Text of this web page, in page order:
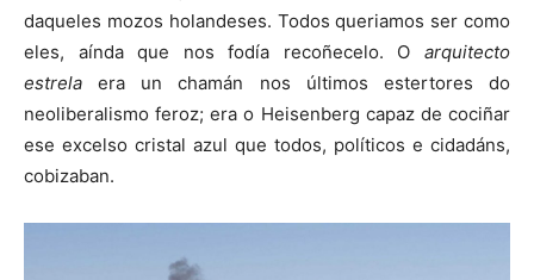
daqueles mozos holandeses. Todos queriamos ser como
eles, aínda que nos fodía recoñecelo. O arquitecto
estrelaera un chamán nos últimos estertores do
neoliberalismo feroz; era o Heisenberg capaz de cociñar
ese excelso cristal azul que todos, políticos e cidadáns,
cobizaban.